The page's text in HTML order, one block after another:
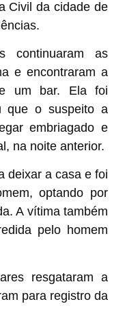
Civil da cidade de
continuaram as
e encontraram a
um bar. Ela foi
que o suspeito a
embriagado e
na noite anterior.
deixar a casa e foi
optando por
A vítima também
pelo homem
resgataram a
para registro da